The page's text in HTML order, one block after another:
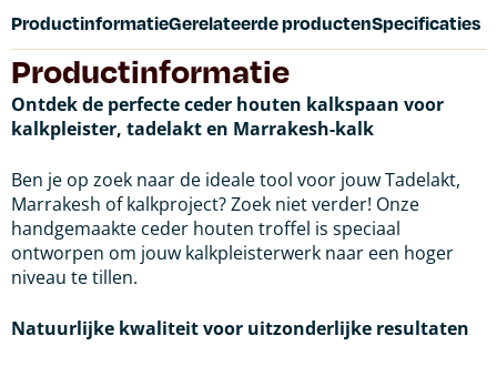
ProductinformatieGerelateerde productenSpecificaties
Productinformatie
Ontdek de perfecte ceder houten kalkspaan voor
kalkpleister, tadelakt en Marrakesh-kalk
Ben je op zoek naar de ideale tool voor jouw Tadelakt,
Marrakesh of kalkproject? Zoek niet verder! Onze
handgemaakte ceder houten troffel is speciaal
ontworpen om jouw kalkpleisterwerk naar een hoger
niveau te tillen.
Natuurlijke kwaliteit voor uitzonderlijke resultaten